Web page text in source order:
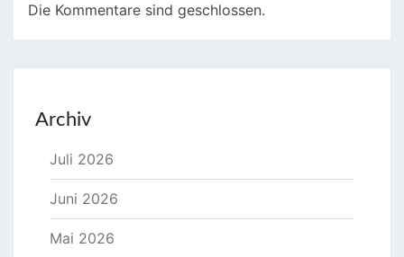
Die Kommentare sind geschlossen.
Archiv
Juli 2026
Juni 2026
Mai 2026